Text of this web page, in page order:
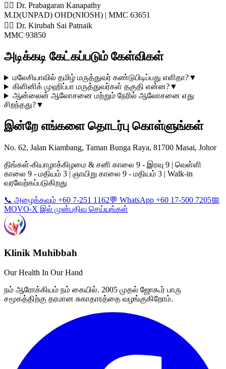
👨‍⚕️ Dr. Prabagaran Kanapathy
M.D(UNPAD) OHD(NIOSH) | MMC 63651
👨‍⚕️ Dr. Kirubah Sai Patnaik
MMC 93850
அடிக்கடி கேட்கப்படும் கேள்விகள்
மலேசியாவில் தமிழ் மருத்துவர் கண்டுபிடிப்பது எளிதா?▼
கிளினிக் முஹிப்பா மருத்துவர்கள் தகுதி என்ன?▼
ஆன்லைன் ஆலோசனை மற்றும் நேரில் ஆலோசனை எது
சிறந்தது?▼
இன்றே எங்களை தொடர்பு கொள்ளுங்கள்
No. 62, Jalan Kiambang, Taman Bunga Raya, 81700 Masai, Johor
திங்கள்-கியாழாக்கிழமை & சனி காலை 9 - இரவு 9 | வெள்ளி
காலை 9 - மதியம் 3 | ஞாயிறு காலை 9 - மதியம் 3 | Walk-in
வரவேற்கப்படுகிறது
📞 அழைக்கவும் +60 7-251 1162💬 WhatsApp +60 17-500 7205📅
MOVO-X இல் முன்பதிவு செய்யுங்கள்
Klinik Muhibbah
Our Health In Our Hand
நம் ஆரோக்கியம் நம் கையில். 2005 முதல் ஜோகூர் பாரு
சமூகத்திற்கு தரமான சுகாதாரத்தை வழங்குகிறோம்.